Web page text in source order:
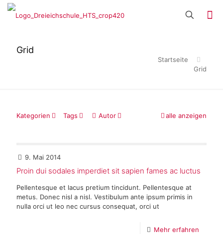
Grid
Startseite
Grid
Kategorien Tags Autor alle anzeigen
9. Mai 2014
Proin dui sodales imperdiet sit sapien fames ac luctus
Pellentesque et lacus pretium tincidunt. Pellentesque at
metus. Donec nisl a nisl. Vestibulum ante ipsum primis in
nulla orci ut leo nec cursus consequat, orci ut
Mehr erfahren